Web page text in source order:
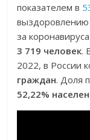
показателем в
выздоровлению
за коронавируса
3 719 человек.
2022, в России
граждан. Доля
52,22%